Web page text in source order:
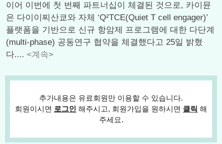
이어 이번에 첫 번째 파트너십이 체결된 것으로, 카이뮨
은 다이이찌산쿄와 자체 ‘Q²TCE(Quiet T cell engager)’
플랫폼을 기반으로 신규 항암제 프로그램에 대한 다단계
(multi-phase) 공동연구 협약을 체결했다고 25일 밝혔
다.... <계속>
추가내용은 유료회원만 이용할 수 있습니다.
회원이시면 로그인 해주시고, 회원가입을 원하시면 클릭 해
주세요.